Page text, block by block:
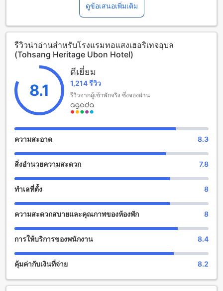
สำหรับการเดินทางทั้งเพื่อธุรกิจและการพักผ่อน เข้าพักสะดวก
สบายที่โรงแรมทอแสงเฮอริเทจอุบลกับเวลาเช็คอินตั้งแต่เวลา
12:00 น. โรงแรมได้ก่อสร้างตั้งแต่ปี 1992 และได้รับการปรับปรุง
ล่าสุดในปี 2022 โรงแรมมีห้องพักทั้งหมด 70 ห้อง เวลาเช็คเอาท์ก็
สะดวกสบายเช่นกันเมื่อถึงเวลา 12:00 น. โรงแรมยินดีต้อนรับ
เด็กที่มีอายุระหว่าง 2 ถึง 10 ปีให้พักผ่อนฟรีโดยไม่เสียค่าใช้จ่าย
สิ่งอำนวยความสะดวกที่โรงแรมทอแสงเฮอริเทจอุบล
โรงแรมทอแสงเฮอริเทจอุบลให้บริการสิ่งอำนวยความสะดวก
มากมายเพื่อให้แขกทุกท่านมีความสะดวกสบายในระหว่างการเข้า
เดินทาง และบริการทำความสะอาดห้องแต่ละวัน
จอุบล
โรงแรมทอแสงเฮอริเทจอุบลมีสิ่งอำนวยความสะดวกในการเดิน
ทางที่หลากหลายเพื่อให้คุณสามารถเข้าถึงโรงแรมได้อย่างสะดวก
ปลอดภัยให้บริการ คุณสามารถจอดรถได้ฟรีโดยไม่มีค่าใช้จ่าย
เลือกใช้บริการตามความต้องการของคุณ
ดูข้อเสนอเพิ่มเติม
รีวิวน่าอ่านสำหรับโรงแรมทอแสงเฮอริเทจอุบล
(Tohsang Heritage Ubon Hotel)
8.1
ดีเยี่ยม
1,214 รีวิว
รีวิวจากผู้เข้าพักจริง ซึ่งจองผ่าน
ความสะอาด 8.3
สิ่งอำนวยความสะดวก 7.8
ทำเลที่ตั้ง 8
ความสะดวกสบายและคุณภาพของห้องพัก 8
การให้บริการของพนักงาน 8.4
คุ้มค่ากับเงินที่จ่าย 8.2